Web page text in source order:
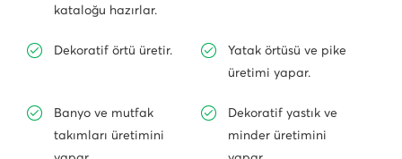
kataloğu hazırlar.
Dekoratif örtü üretir.
Yatak örtüsü ve pike
üretimi yapar.
Banyo ve mutfak
takımları üretimini
Dekoratif yastık ve
minder üretimini